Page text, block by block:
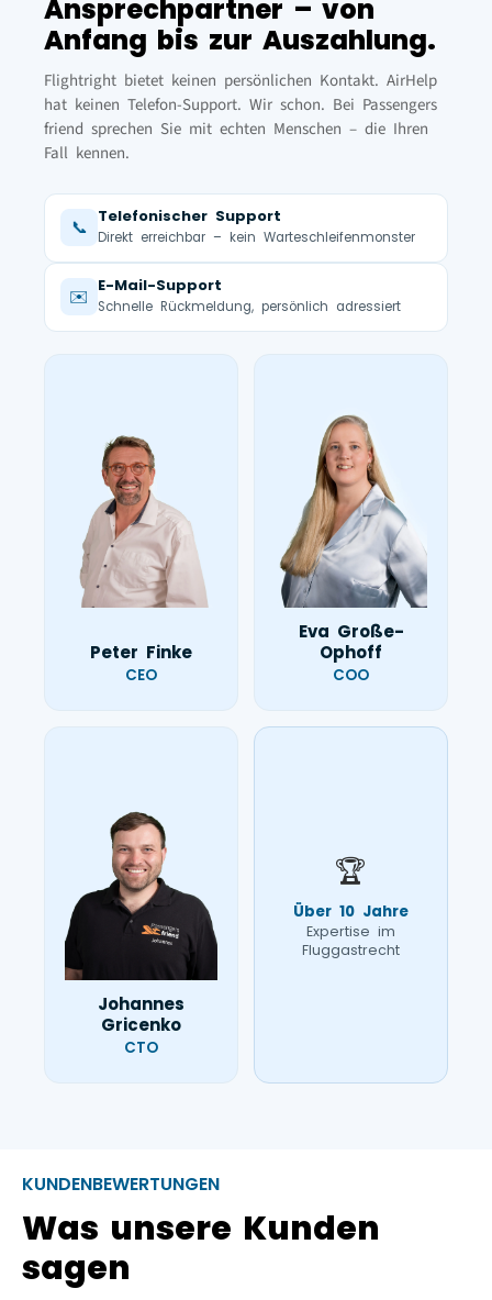
Ansprechpartner – von
Anfang bis zur Auszahlung.
Flightright bietet keinen persönlichen Kontakt. AirHelp
hat keinen Telefon-Support. Wir schon. Bei Passengers
friend sprechen Sie mit echten Menschen – die Ihren
Fall kennen.
📞 Telefonischer Support
Direkt erreichbar – kein Warteschleifenmonster
✉️ E-Mail-Support
Schnelle Rückmeldung, persönlich adressiert
Peter Finke
CEO
Eva Große-
Ophoff
COO
Johannes
Gricenko
CTO
🏆
Über 10 Jahre
Expertise im
Fluggastrecht
KUNDENBEWERTUNGEN
Was unsere Kunden
sagen